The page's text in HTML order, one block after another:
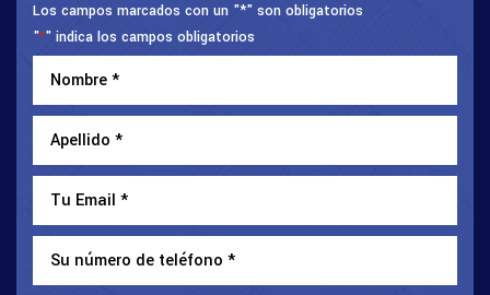
Los campos marcados con un "*" son obligatorios
"*" indica los campos obligatorios